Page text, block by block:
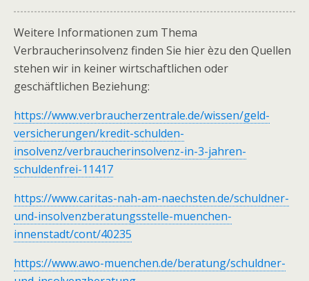
Weitere Informationen zum Thema
Verbraucherinsolvenz finden Sie hier èzu den Quellen
stehen wir in keiner wirtschaftlichen oder
geschäftlichen Beziehung:
https://www.verbraucherzentrale.de/wissen/geld-
versicherungen/kredit-schulden-
insolvenz/verbraucherinsolvenz-in-3-jahren-
schuldenfrei-11417
https://www.caritas-nah-am-naechsten.de/schuldner-
und-insolvenzberatungsstelle-muenchen-
innenstadt/cont/40235
https://www.awo-muenchen.de/beratung/schuldner-